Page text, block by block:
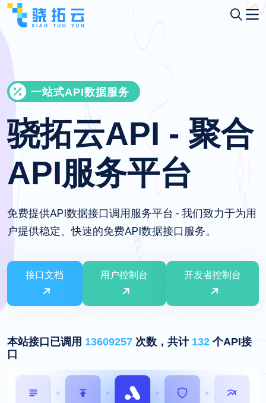
一站式API数据服务
骁拓云API - 聚合
API服务平台
免费提供API数据接口调用服务平台 - 我们致力于为用
户提供稳定、快速的免费API数据接口服务。
接口文档 用户控制台 开发者控制台
本站接口已调用 13609257 次数，共计 132 个API接
口